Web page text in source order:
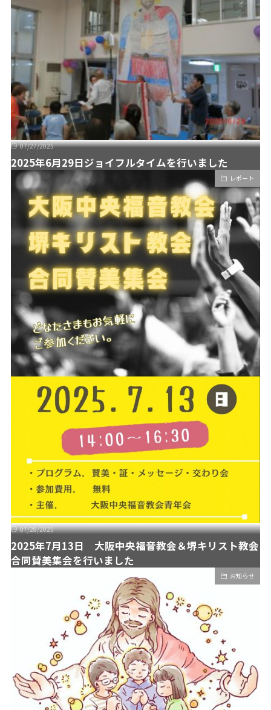
07/27/2025
2025年6月29日ジョイフルタイムを行いました
レポート
07/28/2025
2025年7月13日 大阪中央福音教会＆堺キリスト教会
合同賛美集会を行いました
お知らせ